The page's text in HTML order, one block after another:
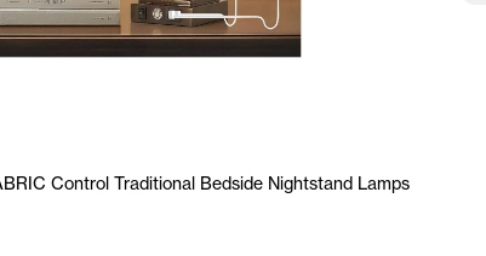
Control Traditional Bedside Nightstand Lamps